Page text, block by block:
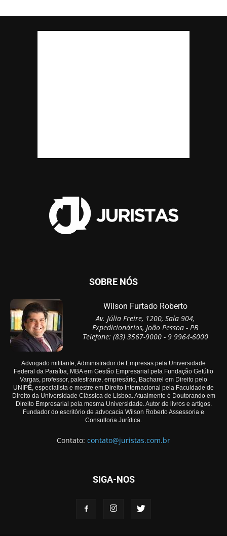
SOBRE NÓS
Wilson Furtado Roberto
Av. Júlia Freire, 1200, Sala 904,
Expedicionários, João Pessoa - PB
Telefone: (83) 3567-9000 - 9 9964-6000
Advogado militante, Administrador de Empresas pela Universidade
Federal da Paraíba, MBA em Gestão Empresarial pela Fundação Getúlio
Vargas, professor, palestrante, empresário, Bacharel em Direito pelo
UNIPÊ, especialista e mestre em Direito Internacional pela Faculdade de
Direito da Universidade Clássica de Lisboa. Atualmente é Doutorando em
Direito Empresarial pela mesma Universidade. Autor de livros e artigos.
Fundador do escritório de advocacia Wilson Roberto Assessoria e
Consultoria Jurídica.
Contato: contato@juristas.com.br
SIGA-NOS